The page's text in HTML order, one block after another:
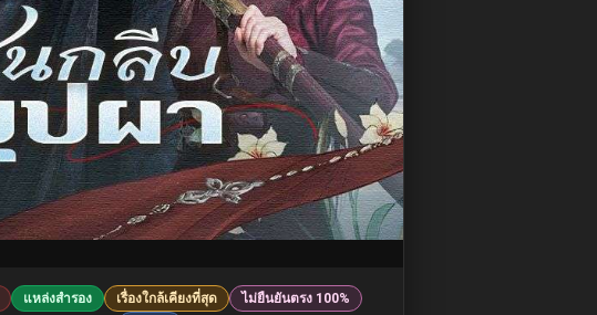
แหล่งสำรอง เรื่องใกล้เคียงที่สุด
ไม่ยืนยันตรง 100%